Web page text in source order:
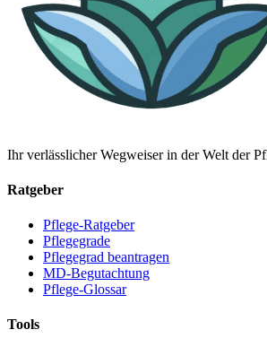
Ihr verlässlicher Wegweiser in der Welt der
Ratgeber
Pflege-Ratgeber
Pflegegrade
Pflegegrad beantragen
MD-Begutachtung
Pflege-Glossar
Tools